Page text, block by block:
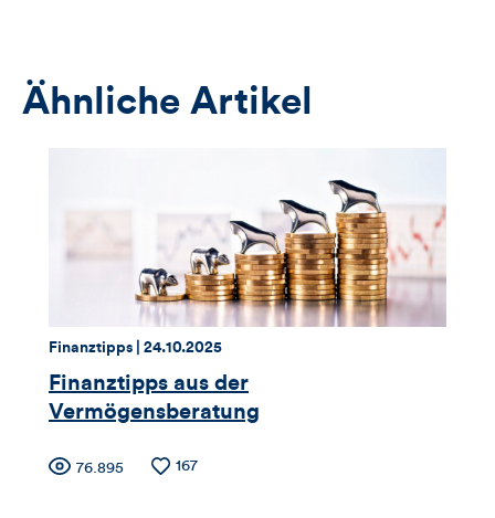
Ähnliche Artikel
Thema:
Finanztipps | Datum:
24.10.2025
Finanztipps aus der
Vermögensberatung
Zähler
Anzahl76.895
Anzahl
167